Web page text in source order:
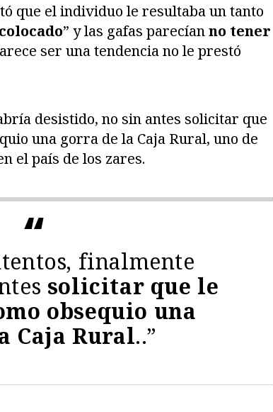
que el individuo le resultaba un tanto
” y las gafas parecíanno tener
ser una tendencia no le prestó
desistido, no sin antes solicitar que
una gorra de la Caja Rural, uno de
el país de los zares.
finalmente
solicitar que le
obsequio una
Caja Rural..”